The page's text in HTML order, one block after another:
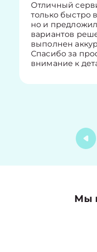
Отличный
только быстро
но и
вариантов
выполнен
Спасибо за
внимание к
Мы